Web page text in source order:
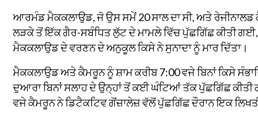
ਆਰਮੰਡ ਮੈਕਕਲਾਉਡ, ਜੋ ਉਸ ਸਮੇਂ 20 ਸਾਲ ਦਾ ਸੀ, ਅਤੇ ਰੇਜੀਨਾਲਡ
ਲੜਕੇ ਤੋਂ ਇੱਕ ਗੈਰ-ਸਬੰਧਿਤ ਲੁੱਟ ਦੇ ਮਾਮਲੇ ਵਿੱਚ ਪੁੱਛਗਿੱਛ ਕੀਤੀ
ਮੈਕਕਲਾਉਡ ਦੇ ਵਰਣਨ ਦੇ ਅਨੁਕੂਲ ਕਿਸੇ ਨੇ ਸੁਨਾਦਾ ਨੂੰ ਮਾਰ ਦਿੱਤਾ।
ਮੈਕਕਲਾਉਡ ਅਤੇ ਕੈਮਰੂਨ ਨੂੰ ਸ਼ਾਮ ਕਰੀਬ 7:00 ਵਜੇ ਬਿਨਾਂ ਕਿਸੇ
ਦੁਆਰਾ ਬਿਨਾਂ ਸਲਾਹ ਦੇ ਉਨ੍ਹਾਂ ਤੋਂ ਕਈ ਘੰਟਿਆਂ ਤੱਕ ਪੁੱਛਗਿੱਛ
ਵਜੇ ਕੈਮਰੂਨ ਨੇ ਡਿਟੈਕਟਿਵ ਗੋਂਜ਼ਾਲੇਜ਼ ਵੱਲੋਂ ਪੁੱਛਗਿੱਛ ਦੌਰਾਨ ਇਕ